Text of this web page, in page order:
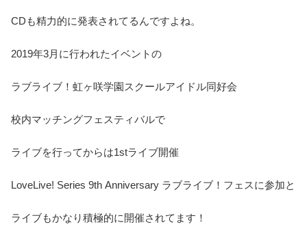
CDも精力的に発表されてるんですよね。
2019年3月に行われたイベントの
ラブライブ！虹ヶ咲学園スクールアイドル同好会
校内マッチングフェスティバルで
ライブを行ってからは1stライブ開催
LoveLive! Series 9th Anniversary ラブライブ！フェスに参加と
ライブもかなり積極的に開催されてます！